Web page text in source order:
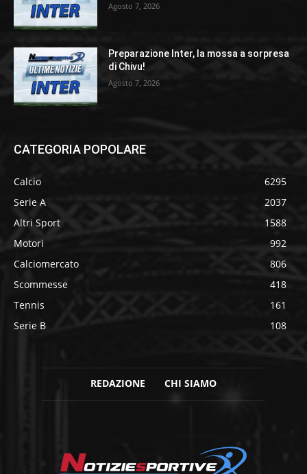
Agosto 7, 2026
Preparazione Inter, la mossa a sorpresa
di Chivu!
Agosto 7, 2026
CATEGORIA POPOLARE
Calcio
6295
Serie A
2037
Altri Sport
1588
Motori
992
Calciomercato
806
Scommesse
418
Tennis
161
Serie B
108
REDAZIONE CHI SIAMO